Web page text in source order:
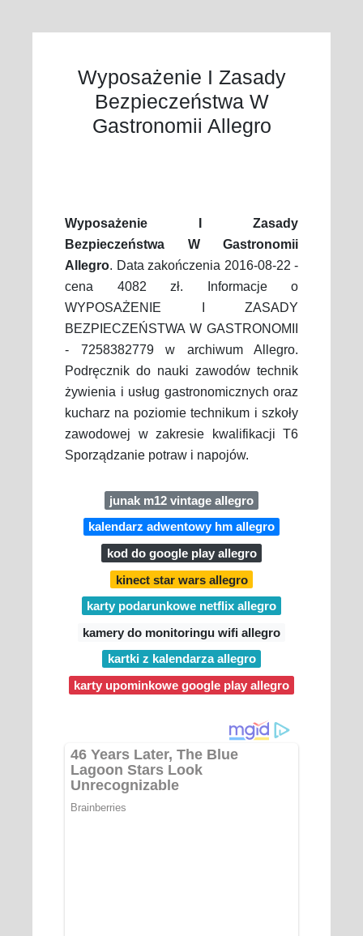
Wyposażenie I Zasady
Bezpieczeństwa W
Gastronomii Allegro
Wyposażenie I Zasady
Bezpieczeństwa W Gastronomii
Allegro. Data zakończenia 2016-08-22 -
cena 4082 zł. Informacje o
WYPOSAŻENIE I ZASADY
BEZPIECZEŃSTWA W GASTRONOMII
- 7258382779 w archiwum Allegro.
Podręcznik do nauki zawodów technik
żywienia i usług gastronomicznych oraz
kucharz na poziomie technikum i szkoły
zawodowej w zakresie kwalifikacji T6
Sporządzanie potraw i napojów.
junak m12 vintage allegro
kalendarz adwentowy hm allegro
kod do google play allegro
kinect star wars allegro
karty podarunkowe netflix allegro
kamery do monitoringu wifi allegro
kartki z kalendarza allegro
karty upominkowe google play allegro